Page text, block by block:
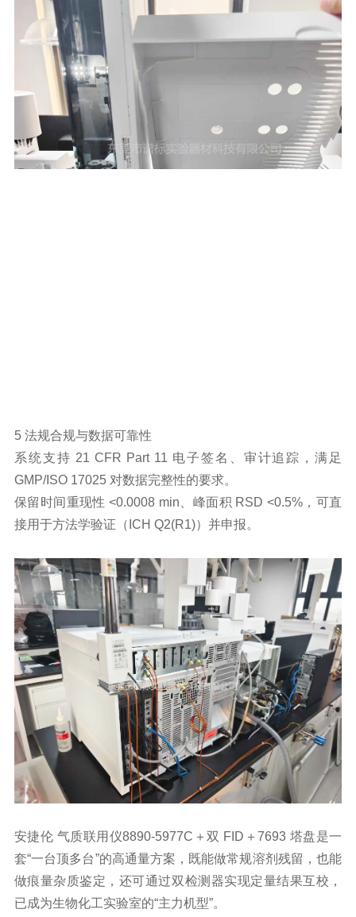
5 法规合规与数据可靠性
系统支持 21 CFR Part 11 电子签名、审计追踪，满足
GMP/ISO 17025 对数据完整性的要求。
保留时间重现性 <0.0008 min、峰面积 RSD <0.5%，可直
接用于方法学验证（ICH Q2(R1)）并申报。
安捷伦 气质联用仪8890-5977C＋双 FID＋7693 塔盘是一
套“一台顶多台”的高通量方案，既能做常规溶剂残留，也能
做痕量杂质鉴定，还可通过双检测器实现定量结果互校，
已成为生物化工实验室的“主力机型”。